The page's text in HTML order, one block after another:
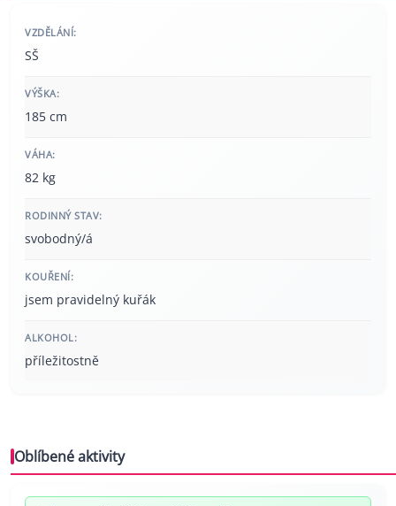
VZDĚLÁNÍ:
SŠ
VÝŠKA:
185 cm
VÁHA:
82 kg
RODINNÝ STAV:
svobodný/á
KOUŘENÍ:
jsem pravidelný kuřák
ALKOHOL:
příležitostně
Oblíbené aktivity